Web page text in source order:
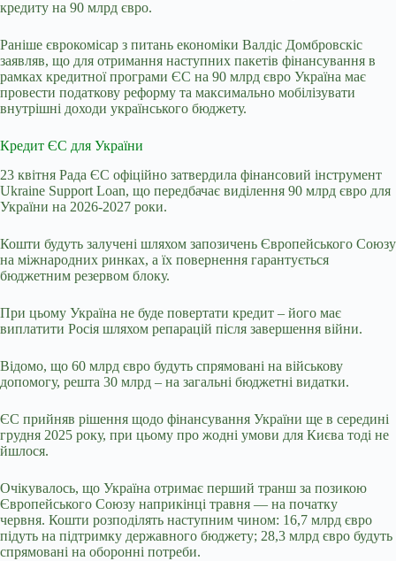
кредиту на 90 млрд євро.
Раніше єврокомісар з питань економіки Валдіс Домбровскіс
заявляв, що для отримання наступних пакетів фінансування в
рамках кредитної програми ЄС на 90 млрд євро Україна має
провести податкову реформу та максимально мобілізувати
внутрішні доходи українського бюджету.
Кредит ЄС для України
23 квітня Рада ЄС офіційно затвердила фінансовий інструмент
Ukraine Support Loan, що передбачає виділення 90 млрд євро для
України на 2026-2027 роки.
Кошти будуть залучені шляхом запозичень Європейського Союзу
на міжнародних ринках, а їх повернення гарантується
бюджетним резервом блоку.
При цьому Україна не буде повертати кредит – його має
виплатити Росія шляхом репарацій після завершення війни.
Відомо, що 60 млрд євро будуть спрямовані на військову
допомогу, решта 30 млрд – на загальні бюджетні видатки.
ЄС прийняв рішення щодо фінансування України ще в середині
грудня 2025 року, при цьому про жодні умови для Києва тоді не
йшлося.
Очікувалось, що Україна отримає перший транш за позикою
Європейського Союзу наприкінці травня — на початку
червня. Кошти розподілять наступним чином: 16,7 млрд євро
підуть на підтримку державного бюджету; 28,3 млрд євро будуть
спрямовані на оборонні потреби.